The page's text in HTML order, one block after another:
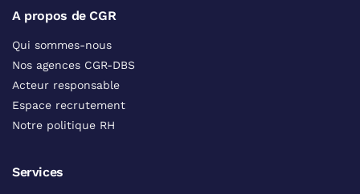
A propos de CGR
Qui sommes-nous
Nos agences CGR-DBS
Acteur responsable
Espace recrutement
Notre politique RH
Services